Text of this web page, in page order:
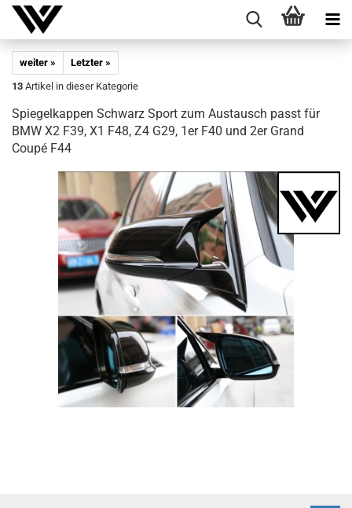
weiter »
Letzter »
13 Artikel in dieser Kategorie
Spie­gel­kap­pen Schwarz Sport zum Aus­tausch passt für
BMW X2 F39, X1 F48, Z4 G29, 1er F40 und 2er Grand
Coupé F44